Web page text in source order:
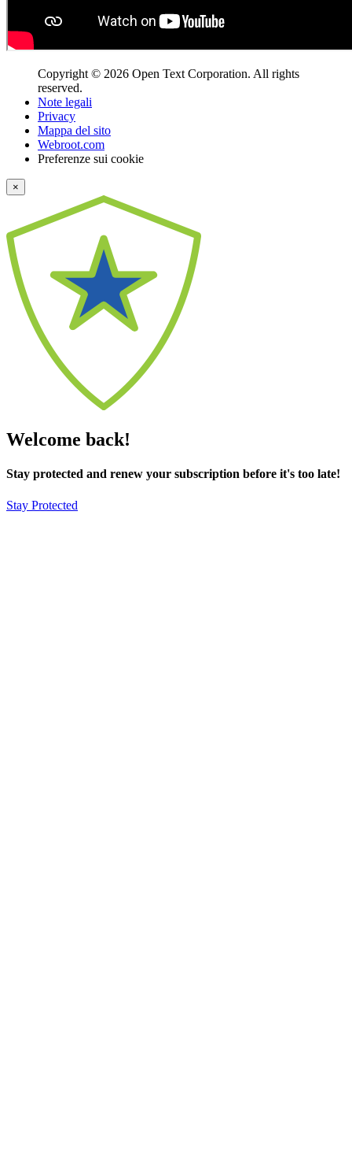
Copyright © 2026 Open Text Corporation. All rights
reserved.
Note legali
Privacy
Mappa del sito
Webroot.com
Preferenze sui cookie
×
Welcome back!
Stay protected and renew your subscription before it's too late!
Stay Protected